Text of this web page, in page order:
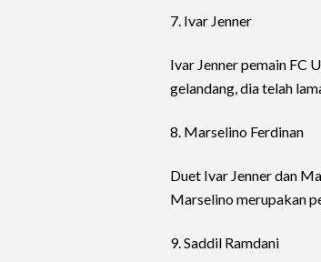
7. Ivar Jenner
Ivar Jenner pemain FC
gelandang, dia telah
8. Marselino Ferdinan
Duet Ivar Jenner dan
Marselino merupakan
9. Saddil Ramdani